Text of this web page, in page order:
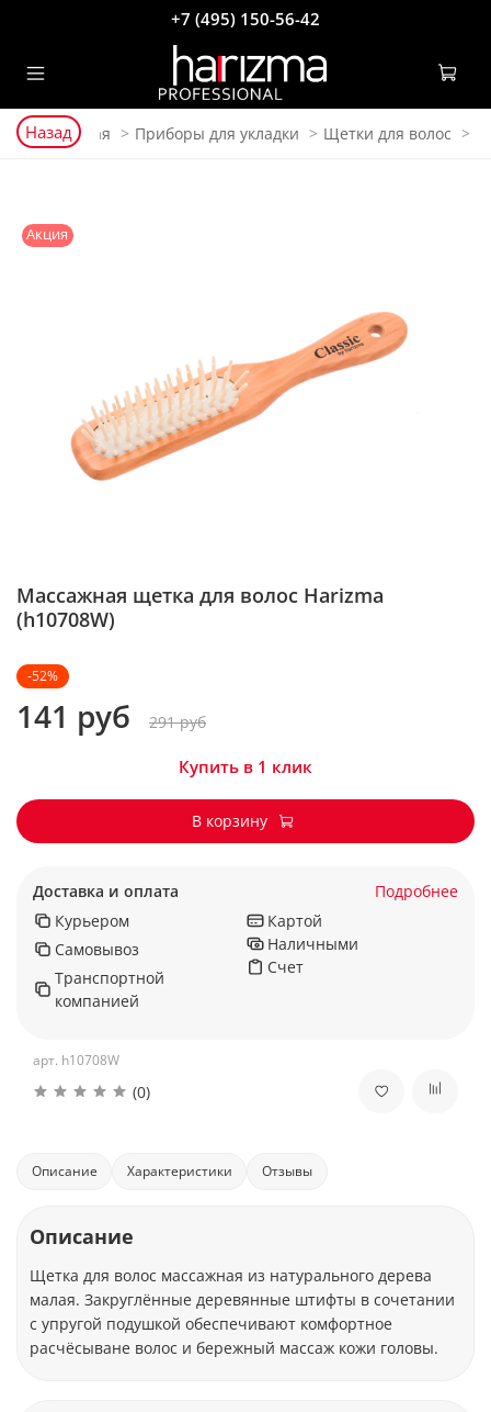
+7 (495) 150-56-42
НазадГлавная Приборы для укладки Щетки для волос
Акция
арт. h10708W
(0)
Массажная щетка для волос Harizma
(h10708W)
-52%
141 руб 291 руб
Купить в 1 клик
В корзину
Доставка и оплата
Подробнее
Курьером
Самовывоз
Транспортной
компанией
Картой
Наличными
Счет
Описание Характеристики Отзывы
Описание
Щетка для волос массажная из натурального дерева
малая. Закруглённые деревянные штифты в сочетании
с упругой подушкой обеспечивают комфортное
расчёсыване волос и бережный массаж кожи головы.